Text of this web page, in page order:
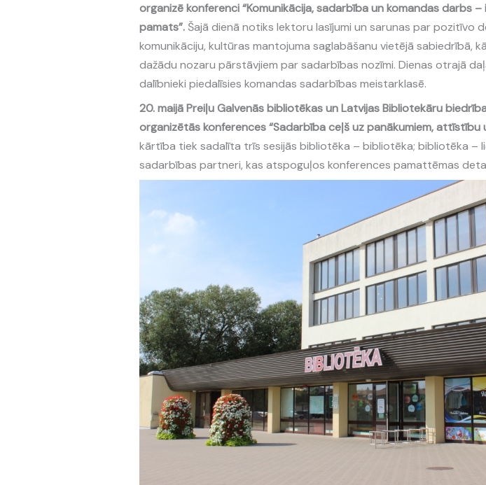
organizē konferenci “Komunikācija, sadarbība un komandas darbs
pamats”.Šajā dienā notiks lektoru lasījumi un sarunas par pozitīvo
komunikāciju, kultūras mantojuma saglabāšanu vietējā sabiedrībā,
dažādu nozaru pārstāvjiem par sadarbības nozīmi. Dienas otrajā
dalībnieki piedalīsies komandas sadarbības meistarklasē.
20. maijā Preiļu Galvenās bibliotēkas un Latvijas Bibliotekāru
organizētās konferences “Sadarbība ceļš uz panākumiem, attīstību
kārtība tiek sadalīta trīs sesijās bibliotēka – bibliotēka; bibliotēka –
sadarbības partneri, kas atspoguļos konferences pamattēmas